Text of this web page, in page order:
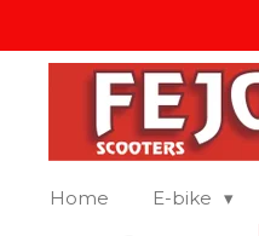
direct
hoofdinhoud
Home E-bike